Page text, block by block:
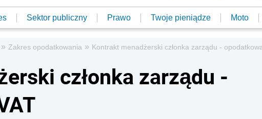
Sektor publiczny Prawo Twoje pieniądze Moto
» Zakres opodatkowania » Kontrakt menadżerski członka zarządu -
członka zarządu -